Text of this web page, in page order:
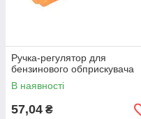
Ручка-регулятор для
бензинового обприскувача
В наявності
57,04 ₴